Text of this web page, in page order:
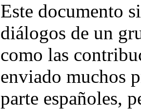
Este documento
diálogos de un
como las
enviado muchos
parte españoles,